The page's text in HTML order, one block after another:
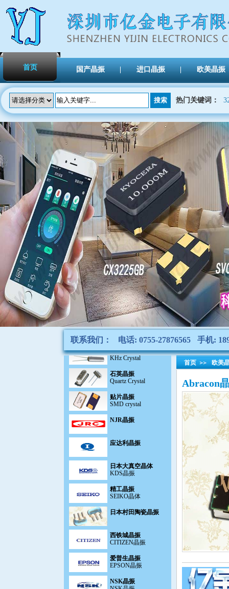
首页 国产晶振 进口晶振 欧美晶振
热门关键词：
TXC晶振
联系我们： 电话: 0755-27876565 手机:
陶瓷雾化片
Atomization Piece
陶瓷晶振
Ceramic SMD crystal
陶瓷滤波器
CeramicFilter
声表面滤波器|谐振器
SAW filter
千赫晶体KHZ
石英晶振
Quartz Crystal
贴片晶振
SMD crystal
NJR晶振
KDS晶振
精工晶振
SEIKO晶体
日本村田陶瓷晶振
CITIZEN晶振
爱普生晶振
EPSON晶振
NSK晶振
NSK晶振
首页 欧美
Abracon